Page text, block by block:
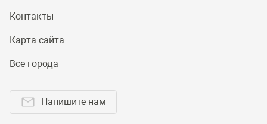
Контакты
Карта сайта
Все города
Напишите нам